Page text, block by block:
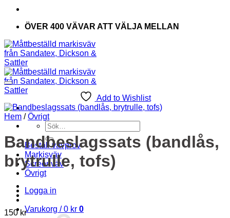
ÖVER 400 VÄVAR ATT VÄLJA MELLAN
Sök
efter:
Beställ vävprov
Markisväv
Screenväv
Övrigt
Logga in
Varukorg /0 kr 0
Add to Wishlist
Hem / Övrigt
Bandbeslagssats (bandlås,
brytrulle, tofs)
150 kr